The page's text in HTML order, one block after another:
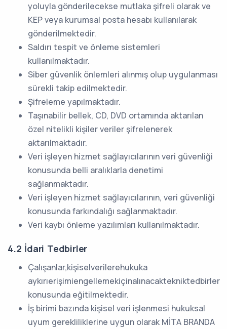
yoluyla gönderilecekse mutlaka şifreli olarak ve
KEP veya kurumsal posta hesabı kullanılarak
gönderilmektedir.
Saldırı tespit ve önleme sistemleri
kullanılmaktadır.
Siber güvenlik önlemleri alınmış olup uygulanması
sürekli takip edilmektedir.
Şifreleme yapılmaktadır.
Taşınabilir bellek, CD, DVD ortamında aktarılan
özel nitelikli kişiler veriler şifrelenerek
aktarılmaktadır.
Veri işleyen hizmet sağlayıcılarının veri güvenliği
konusunda belli aralıklarla denetimi
sağlanmaktadır.
Veri işleyen hizmet sağlayıcılarının, veri güvenliği
konusunda farkındalığı sağlanmaktadır.
Veri kaybı önleme yazılımları kullanılmaktadır.
4.2 İdari Tedbirler
Çalışanlar,kişiselverilerehukuka
aykırıerişimiengellemekiçinalınacaktekniktedbirler
konusunda eğitilmektedir.
İş birimi bazında kişisel veri işlenmesi hukuksal
uyum gerekliliklerine uygun olarak MİTA BRANDA